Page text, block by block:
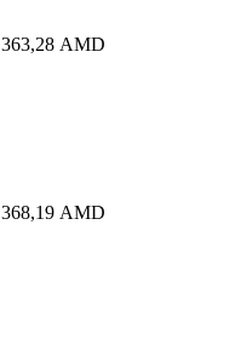
363,28 AMD
368,19 AMD